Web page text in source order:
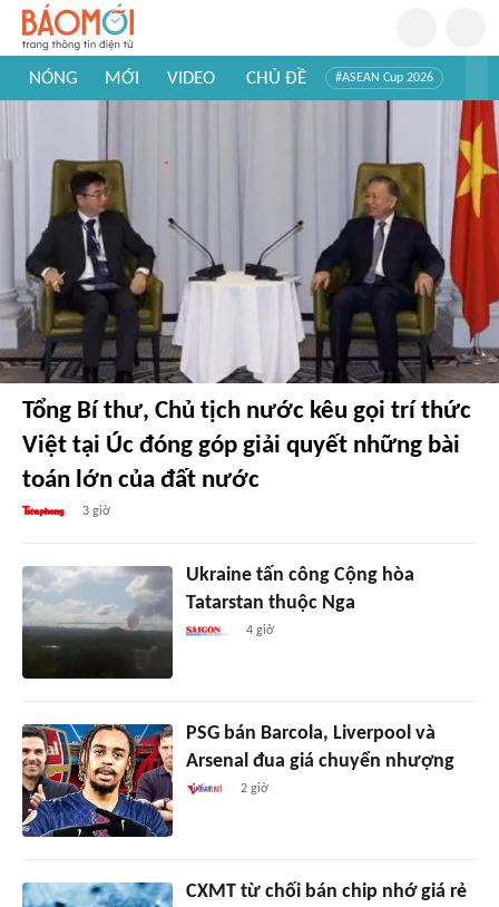
NÓNG MỚI VIDEO CHỦ ĐỀ #ASEAN Cup 2026
Tổng Bí thư, Chủ tịch nước kêu gọi trí thức
Việt tại Úc đóng góp giải quyết những bài
toán lớn của đất nước
3 giờ
Ukraine tấn công Cộng hòa
Tatarstan thuộc Nga
4 giờ
PSG bán Barcola, Liverpool và
Arsenal đua giá chuyển nhượng
2 giờ
CXMT từ chối bán chip nhớ giá rẻ